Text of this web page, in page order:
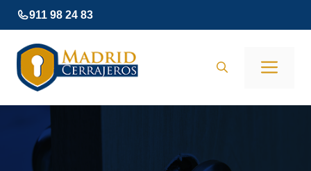
Saltar
al
contenido
911 98 24 83